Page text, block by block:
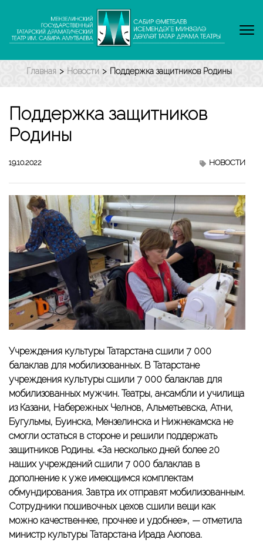
содержимому
Enter)
Главная > Новости > Поддержка защитников Родины
Поддержка защитников
Родины
19.10.2022 НОВОСТИ
Учреждения культуры Татарстана сшили 7 000
балаклав для мобилизованных. В Татарстане
учреждения культуры сшили 7 000 балаклав для
мобилизованных мужчин. Театры, ансамбли и училища
из Казани, Набережных Челнов, Альметьевска, Атни,
Бугульмы, Буинска, Мензелинска и Нижнекамска не
смогли остаться в стороне и решили поддержать
защитников Родины. «За несколько дней более 20
наших учреждений сшили 7 000 балаклав в
дополнение к уже имеющимся комплектам
обмундирования. Завтра их отправят мобилизованным.
Сотрудники пошивочных цехов сшили вещи как
можно качественнее, прочнее и удобнее», — отметила
министр культуры Татарстана Ирада Аюпова.